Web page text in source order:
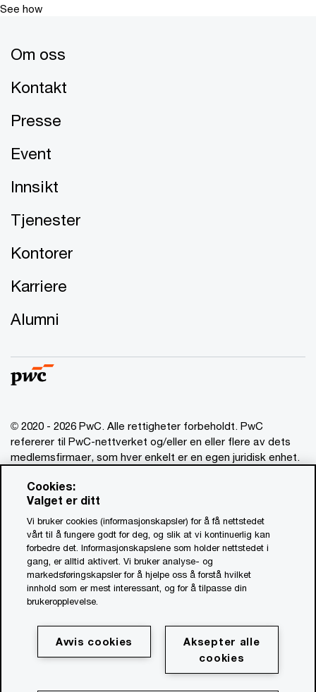
See how
Om oss
Kontakt
Presse
Event
Innsikt
Tjenester
Kontorer
Karriere
Alumni
© 2020 - 2026 PwC. Alle rettigheter forbeholdt. PwC
refererer til PwC-nettverket og/eller en eller flere av dets
medlemsfirmaer, som hver enkelt er en egen juridisk enhet.
Ansvarsbegrensning
Om utgiver
Standardvilkår
Åpenhetsrapport
Åpenhetsloven PwC (PDF, 0.9 MB)
Personvernerklæring for oppdrag
Personvernerklæring PwC
Cookies:
Valget er ditt
Vi bruker cookies (informasjonskapsler) for å få nettstedet
vårt til å fungere godt for deg, og slik at vi kontinuerlig kan
forbedre det. Informasjonskapslene som holder nettstedet i
gang, er alltid aktivert. Vi bruker analyse- og
markedsføringskapsler for å hjelpe oss å forstå hvilket
innhold som er mest interessant, og for å tilpasse din
brukeropplevelse.
Aksepter alle
cookies
Avvis cookies